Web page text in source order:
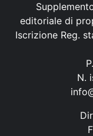
editoriale di
Iscrizione Reg.
N.